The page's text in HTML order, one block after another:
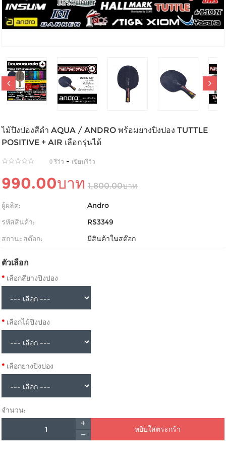
ไม้ปิงปองสีดำ AQUA / ANDRO พร้อมยางปิงปอง TUTTLE
POSITIVE + AIR เลือกรุ่นได้
0 รีวิว - เขียนรีวิว
990.00บาท 1,800.00บาท
ผู้ผลิต:
Andro
รหัสสินค้า:
RS3349
สถานะสต๊อก:
มีสินค้าในสต๊อก
ตัวเลือก
เลือกสียางปิงปอง
เลือกไม้ปิงปอง
เลือกยางปิงปอง
จำนวน:
หยิบใส่ตระกร้า